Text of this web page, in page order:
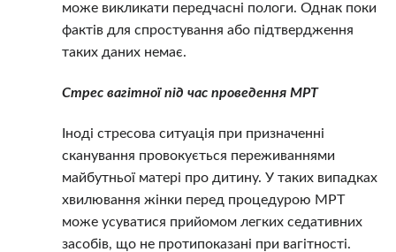
може викликати передчасні пологи. Однак поки
фактів для спростування або підтвердження
таких даних немає.
Стрес вагітної під час проведення МРТ
Іноді стресова ситуація при призначенні
сканування провокується переживаннями
майбутньої матері про дитину. У таких випадках
хвилювання жінки перед процедурою МРТ
може усуватися прийомом легких седативних
засобів, що не протипоказані при вагітності.